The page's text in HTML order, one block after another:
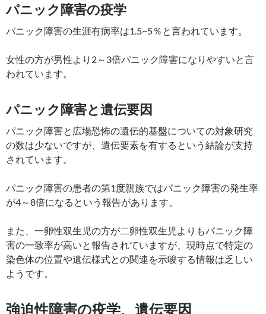
パニック障害の疫学
パニック障害の生涯有病率は1.5~5％と言われています。
女性の方が男性より2～3倍パニック障害になりやすいと言
われています。
パニック障害と遺伝要因
パニック障害と広場恐怖の遺伝的基盤についての対象研究
の数は少ないですが、遺伝要素を有するという結論が支持
されています。
パニック障害の患者の第1度親族ではパニック障害の発生率
が4～8倍になるという報告があります。
また、一卵性双生児の方が二卵性双生児よりもパニック障
害の一致率が高いと報告されていますが、現時点で特定の
染色体の位置や遺伝様式との関連を示唆する情報は乏しい
ようです。
強迫性障害の疫学、遺伝要因